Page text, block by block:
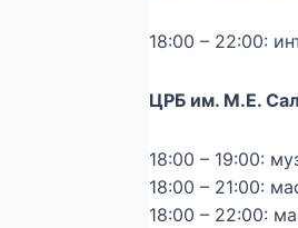
18:00 – 22:00:
ЦРБ им. М.Е.
18:00 – 19:00:
18:00 – 21:00:
18:00 – 22:00: